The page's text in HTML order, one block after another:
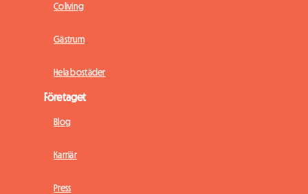
Coliving
Gästrum
Hela bostäder
Företaget
Blog
Karriär
Press